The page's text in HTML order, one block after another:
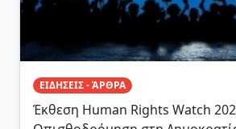
ΕΙΔΗΣΕΙΣ - ΆΡΘΡΑ
Έκθεση Human Rights Watch